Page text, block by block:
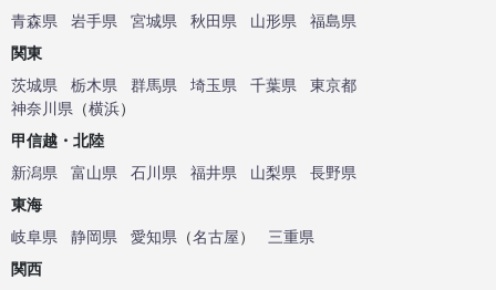
青森県
岩手県 宮城県 秋田県 山形県
福島県
関東
茨城県
栃木県 群馬県 埼玉県 千葉県
東京都
神奈川県 （横浜）
甲信越・北陸
新潟県
富山県 石川県 福井県 山梨県
長野県
東海
岐阜県
静岡県 愛知県 （名古屋）
三重県
関西